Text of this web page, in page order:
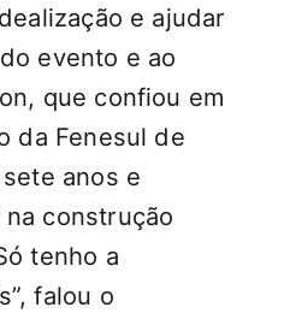
e ajudar
evento e ao
que confiou em
da Fenesul de
anos e
construção
tenho a
falou o